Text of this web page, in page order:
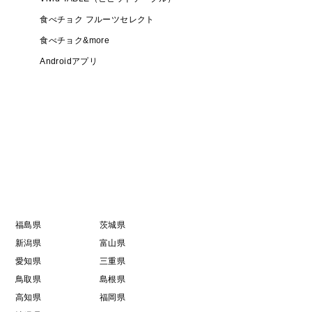
食べチョク フルーツセレクト
食べチョク&more
Androidアプリ
福島県
茨城県
新潟県
富山県
愛知県
三重県
鳥取県
島根県
高知県
福岡県